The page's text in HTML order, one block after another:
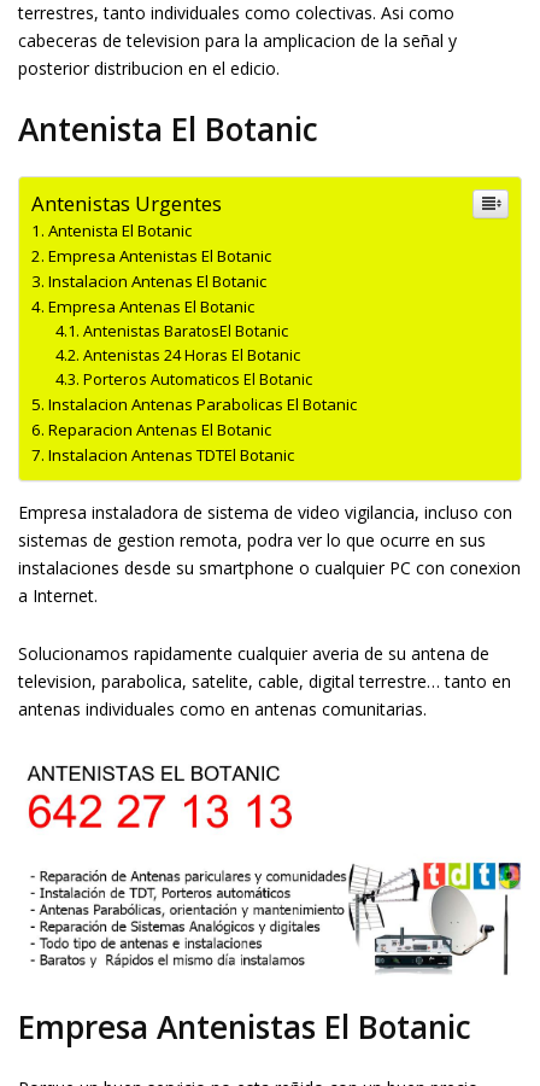
terrestres, tanto individuales como colectivas. Asi como
cabeceras de television para la amplificacion de la señal y
posterior distribucion en el edificio.
Antenista El Botanic
Antenistas Urgentes
Antenista El Botanic
Empresa Antenistas El Botanic
Instalacion Antenas El Botanic
Empresa Antenas El Botanic
Antenistas BaratosEl Botanic
Antenistas 24 Horas El Botanic
Porteros Automaticos El Botanic
Instalacion Antenas Parabolicas El Botanic
Reparacion Antenas El Botanic
Instalacion Antenas TDTEl Botanic
Empresa instaladora de sistema de video vigilancia, incluso con
sistemas de gestion remota, podra ver lo que ocurre en sus
instalaciones desde su smartphone o cualquier PC con conexion
a Internet.
Solucionamos rapidamente cualquier averia de su antena de
television, parabolica, satelite, cable, digital terrestre… tanto en
antenas individuales como en antenas comunitarias.
Empresa Antenistas El Botanic